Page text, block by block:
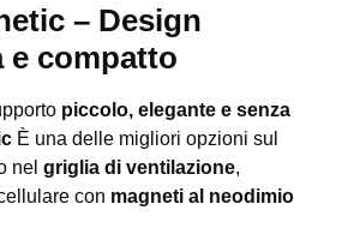
– Design
e compatto
piccolo, elegante e senza
È una delle migliori opzioni sul
nel griglia di ventilazione,
con magneti al neodimio